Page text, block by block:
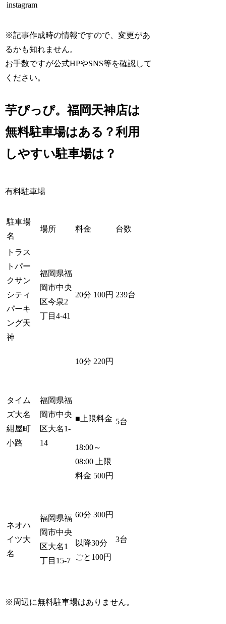
instagram
※記事作成時の情報ですので、変更があ
るかも知れません。
お手数ですが公式HPやSNS等を確認して
ください。
芋ぴっぴ。福岡天神店は
無料駐車場はある？利用
しやすい駐車場は？
有料駐車場
駐車場
名
場所 料金 台数
トラス
トパー
クサン
シティ
パーキ
ング天
神
福岡県福
岡市中央
区今泉2
丁目4-41
20分 100円 239台
タイム
ズ大名
紺屋町
小路
福岡県福
岡市中央
区大名1-
14
10分 220円
■上限料金
18:00～
08:00 上限
料金 500円
5台
ネオハ
イツ大
名
福岡県福
岡市中央
区大名1
丁目15-7
60分 300円
以降30分
ごと100円
3台
※周辺に無料駐車場はありません。